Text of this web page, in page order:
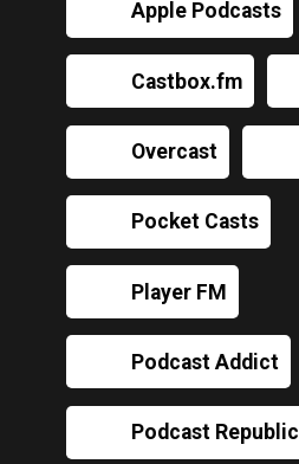
Apple Podcasts
Castbox.fm
Overcast
Pocket Casts
Player FM
Podcast Addict
Podcast Republic